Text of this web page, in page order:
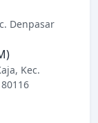
Denpasar
Kec.